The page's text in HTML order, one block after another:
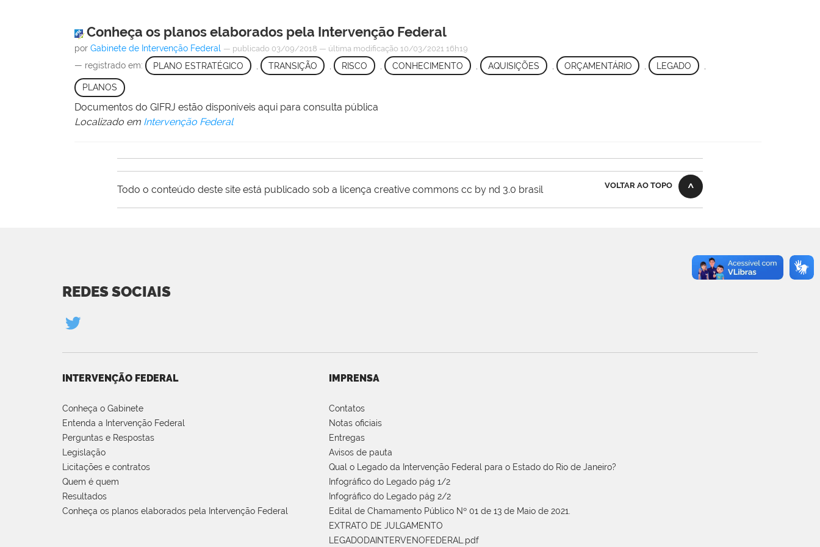
Conheça os planos elaborados pela Intervenção Federal
por Gabinete de Intervenção Federal — publicado 03/09/2018 — última modificação 10/03/2021 16h19
— registrado em: PLANO ESTRATÉGICO TRANSIÇÃO , RISCO , CONHECIMENTO AQUISIÇÕES ORÇAMENTÁRIO , LEGADO
PLANOS
Documentos do GIFRJ estão disponíveis aqui para consulta pública
Localizado em Intervenção Federal
VOLTAR AO TOPO
Todo o conteúdo deste site está publicado sob a licença creative commons cc by nd 3.0 brasil
REDES SOCIAIS
INTERVENÇÃO FEDERAL
Conheça o Gabinete
Entenda a Intervenção Federal
Perguntas e Respostas
Legislação
Licitações e contratos
Quem é quem
Resultados
Conheça os planos elaborados pela Intervenção Federal
IMPRENSA
Contatos
Notas oficiais
Entregas
Avisos de pauta
Qual o Legado da Intervenção Federal para o Estado do Rio de Janeiro?
Infográfico do Legado pág 1/2
Infográfico do Legado pág 2/2
Edital de Chamamento Público Nº 01 de 13 de Maio de 2021.
EXTRATO DE JULGAMENTO
LEGADODAINTERVENOFEDERAL.pdf